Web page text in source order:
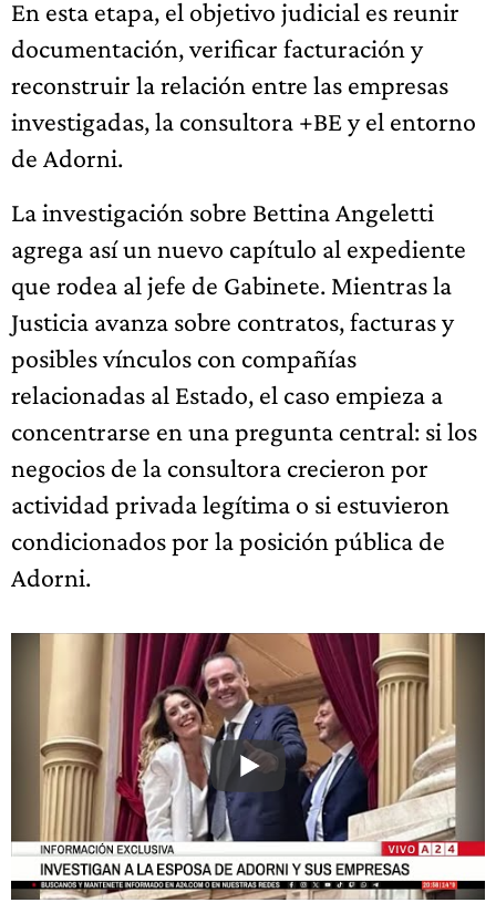
En esta etapa, el objetivo judicial es reunir
documentación, verificar facturación y
reconstruir la relación entre las empresas
investigadas, la consultora +BE y el entorno
de Adorni.
La investigación sobre Bettina Angeletti
agrega así un nuevo capítulo al expediente
que rodea al jefe de Gabinete. Mientras la
Justicia avanza sobre contratos, facturas y
posibles vínculos con compañías
relacionadas al Estado, el caso empieza a
concentrarse en una pregunta central: si los
negocios de la consultora crecieron por
actividad privada legítima o si estuvieron
condicionados por la posición pública de
Adorni.